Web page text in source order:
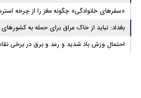
توهین‌ها
«سفرهای خانوادگی» چگونه مغز را از چرخه
می‌کند؟
بغداد: نباید از خاک عراق برای حمله به
استفاده کرد
احتمال وزش باد شدید و رعد و برق در برخی